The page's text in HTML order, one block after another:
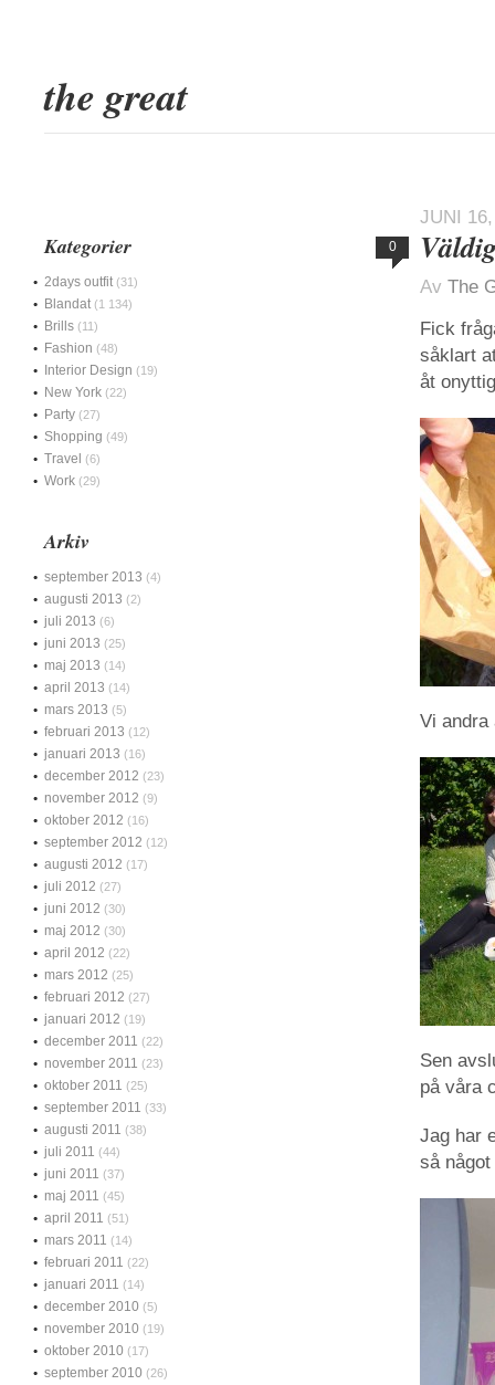
the great
JUNI
0
Av The
Fick
såklart
åt
Vi andra
Sen
på våra
Jag har
så
Kategorier
2days outfit (31)
Blandat (1 134)
Brills (11)
Fashion (48)
Interior Design (19)
New York (22)
Party (27)
Shopping (49)
Travel (6)
Work (29)
Arkiv
september 2013 (4)
augusti 2013 (2)
juli 2013 (6)
juni 2013 (25)
maj 2013 (14)
april 2013 (14)
mars 2013 (5)
februari 2013 (12)
januari 2013 (16)
december 2012 (23)
november 2012 (9)
oktober 2012 (16)
september 2012 (12)
augusti 2012 (17)
juli 2012 (27)
juni 2012 (30)
maj 2012 (30)
april 2012 (22)
mars 2012 (25)
februari 2012 (27)
januari 2012 (19)
december 2011 (22)
november 2011 (23)
oktober 2011 (25)
september 2011 (33)
augusti 2011 (38)
juli 2011 (44)
juni 2011 (37)
maj 2011 (45)
april 2011 (51)
mars 2011 (14)
februari 2011 (22)
januari 2011 (14)
december 2010 (5)
november 2010 (19)
oktober 2010 (17)
september 2010 (26)